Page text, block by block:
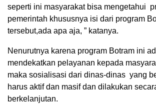
seperti ini masyarakat bisa mengetahui
pemerintah khususnya isi dari program
tersebut,ada apa aja, ” katanya.
Nenurutnya karena program Botram ini
mendekatkan pelayanan kepada
maka sosialisasi dari dinas-dinas yang
harus aktif dan masif dan dilakukan
berkelanjutan.